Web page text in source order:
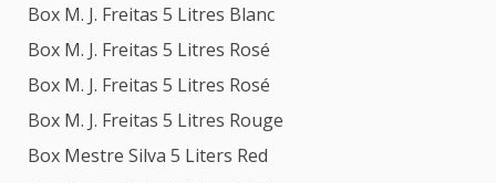
Box M. J. Freitas 5 Litres Blanc
Box M. J. Freitas 5 Litres Rosé
Box M. J. Freitas 5 Litres Rosé
Box M. J. Freitas 5 Litres Rouge
Box Mestre Silva 5 Liters Red